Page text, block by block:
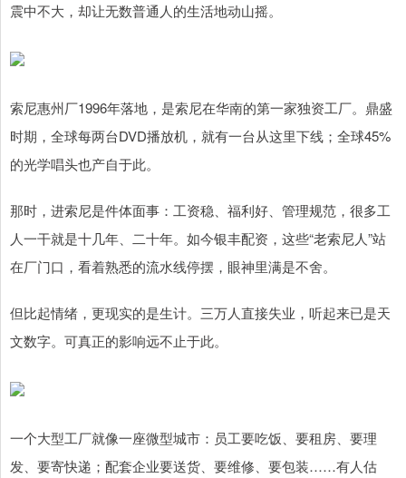
震中不大，却让无数普通人的生活地动山摇。
索尼惠州厂1996年落地，是索尼在华南的第一家独资工厂。鼎盛
时期，全球每两台DVD播放机，就有一台从这里下线；全球45%
的光学唱头也产自于此。
那时，进索尼是件体面事：工资稳、福利好、管理规范，很多工
人一干就是十几年、二十年。如今银丰配资，这些“老索尼人”站
在厂门口，看着熟悉的流水线停摆，眼神里满是不舍。
但比起情绪，更现实的是生计。三万人直接失业，听起来已是天
文数字。可真正的影响远不止于此。
一个大型工厂就像一座微型城市：员工要吃饭、要租房、要理
发、要寄快递；配套企业要送货、要维修、要包装……有人估